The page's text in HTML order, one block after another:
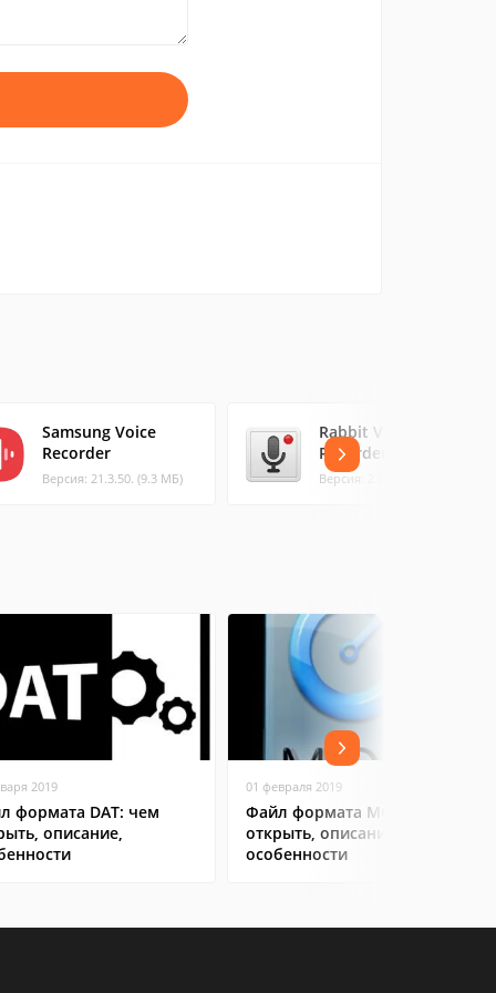
Samsung Voice
Recorder
Версия: 21.3.50. (9.3 МБ)
Rabbit Voice
Recorder
Версия: 2.0.1 (5.83 МБ)
2019
формата DAT: чем
описание,
01 февраля 2019
Файл формата MOV: чем
открыть, описание,
особенности